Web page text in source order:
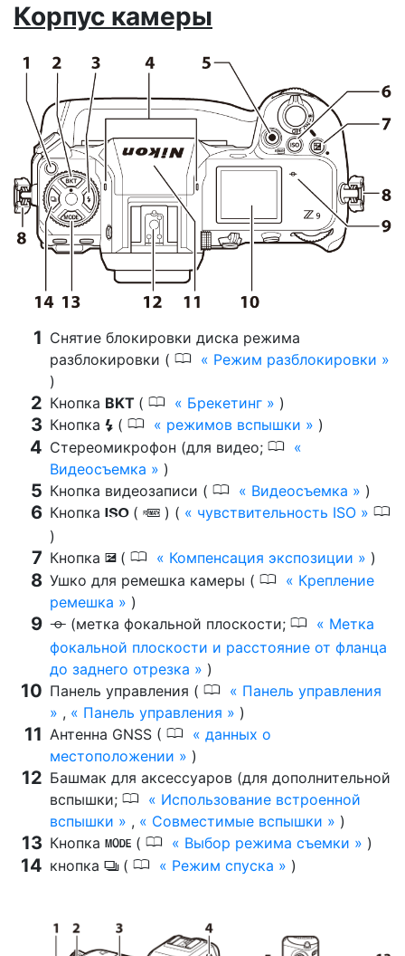
Корпус камеры
Снятие блокировки диска режима
разблокировки ( 0
Режим разблокировки
)
Кнопка BKT ( 0 Брекетинг
)
Кнопка c ( 0 режимов вспышки
)
Стереомикрофон (для видео; 0
Видеосъемка
)
Кнопка видеозаписи ( 0 Видеосъемка
)
Кнопка
S ( Q ) ( чувствительность ISO 0
)
Кнопка E ( 0 Компенсация экспозиции
)
Ушко для ремешка камеры ( 0
Крепление
ремешка
)
E (метка фокальной плоскости; 0
Метка
фокальной плоскости и расстояние от фланца
до заднего отрезка
)
Панель управления ( 0
Панель управления
,
Панель управления
)
Антенна GNSS ( 0
данных о
местоположении
)
Башмак для аксессуаров (для дополнительной
вспышки; 0
Использование встроенной
вспышки
, Совместимые вспышки
)
Кнопка I ( 0 Выбор режима съемки
)
кнопка c ( 0 Режим спуска )